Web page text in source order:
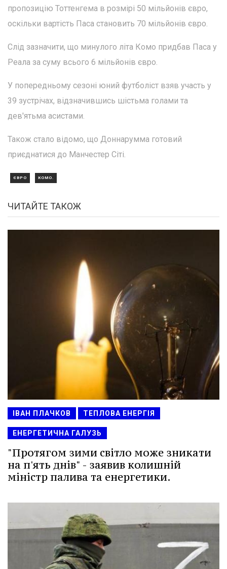
пропозицію Тоттенгема в розмірі 50 мільйонів євро,
оскільки вартість Паса становить 70 мільйонів євро.
Слід зазначити, що минулого літа Комо придбав Паса у
Реала за суму всього 6 мільйонів євро.
У попередньому сезоні юний футболіст взяв участь у
39 зустрічах, відзначившись шістьма голами та
дев'ятьма асистами.
Також стало відомо, що Доннарумма готовий
приєднатися до Манчестер Сіті.
ЄВРО КОМО.
ЧИТАЙТЕ ТАКОЖ
ІВАН ПЛАЧКОВ ТЕПЛОВА ЕНЕРГІЯ
ЕНЕРГЕТИЧНА ГАЛУЗЬ
"Протягом зими світло може зникати
на п'ять днів" - заявив колишній
міністр палива та енергетики.